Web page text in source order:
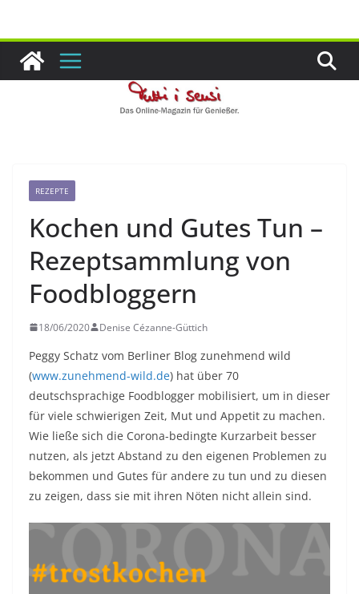
springen
REZEPTE
Kochen und Gutes Tun –
Rezeptsammlung von
Foodbloggern
18/06/2020 Denise Cézanne-Güttich
Peggy Schatz vom Berliner Blog zunehmend wild
(www.zunehmend-wild.de) hat über 70
deutschsprachige Foodblogger mobilisiert, um in dieser
für viele schwierigen Zeit, Mut und Appetit zu machen.
Wie ließe sich die Corona-bedingte Kurzarbeit besser
nutzen, als jetzt Abstand zu den eigenen Problemen zu
bekommen und Gutes für andere zu tun und zu diesen
zu zeigen, dass sie mit ihren Nöten nicht allein sind.